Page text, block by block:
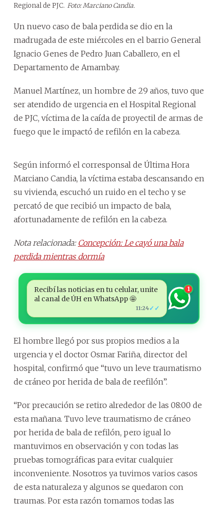
Regional de PJC. Foto: Marciano Candia.
Un nuevo caso de bala perdida se dio en la
madrugada de este miércoles en el barrio General
Ignacio Genes de Pedro Juan Caballero, en el
Departamento de Amambay.
Manuel Martínez, un hombre de 29 años, tuvo que
ser atendido de urgencia en el Hospital Regional
de PJC, víctima de la caída de proyectil de armas de
fuego que le impactó de refilón en la cabeza.
Según informó el corresponsal de Última Hora
Marciano Candia, la víctima estaba descansando en
su vivienda, escuchó un ruido en el techo y se
percató de que recibió un impacto de bala,
afortunadamente de refilón en la cabeza.
Nota relacionada: Concepción: Le cayó una bala
perdida mientras dormía
Recibí las noticias en tu celular, unite
al canal de ÚH en WhatsApp 🤩
11:24✓✓
1
El hombre llegó por sus propios medios a la
urgencia y el doctor Osmar Fariña, director del
hospital, confirmó que “tuvo un leve traumatismo
de cráneo por herida de bala de reefilón”.
“Por precaución se retiro alrededor de las 08:00 de
esta mañana. Tuvo leve traumatismo de cráneo
por herida de bala de refilón, pero igual lo
mantuvimos en observación y con todas las
pruebas tomográficas para evitar cualquier
inconveniente. Nosotros ya tuvimos varios casos
de esta naturaleza y algunos se quedaron con
traumas. Por esta razón tomamos todas las